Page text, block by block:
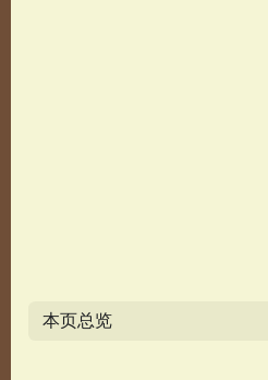
本页总览